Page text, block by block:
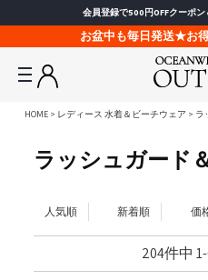
会員登録で500円OFFクーポ
お盆中も毎日発送★お
HOME レディース 水着＆ビーチウェア ラ
ラッシュガード
人気順 新着順 価
204件中 1-